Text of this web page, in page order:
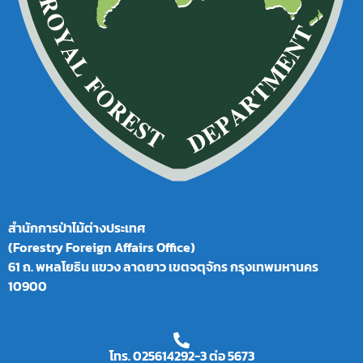
สำนักการป่าไม้ต่างประเทศ
(Forestry Foreign Affairs Office)
61 ถ. พหลโยธิน แขวง ลาดยาว เขตจตุจักร กรุงเทพมหานคร
10900
โทร. 025614292-3 ต่อ 5673